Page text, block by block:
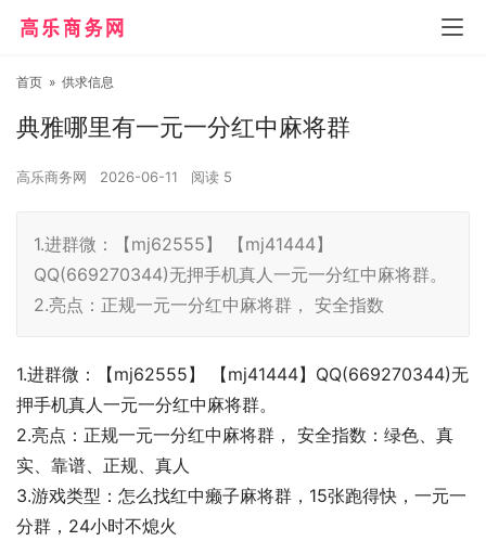
首页 » 供求信息
典雅哪里有一元一分红中麻将群
高乐商务网 2026-06-11 阅读 5
1.进群微：【mj62555】 【mj41444】
QQ(669270344)无押手机真人一元一分红中麻将群。
2.亮点：正规一元一分红中麻将群， 安全指数
1.进群微：【mj62555】 【mj41444】QQ(669270344)无
押手机真人一元一分红中麻将群。
2.亮点：正规一元一分红中麻将群， 安全指数：绿色、真
实、靠谱、正规、真人
3.游戏类型：怎么找红中癞子麻将群，15张跑得快，一元一
分群，24小时不熄火